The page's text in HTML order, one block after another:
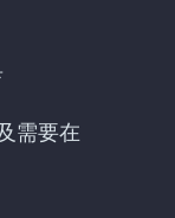
需要在